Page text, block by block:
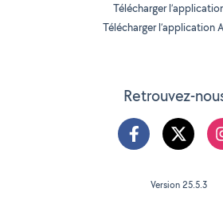
Retrouvez-
Télécharger
Télécharger l’application
Version 25.5.3